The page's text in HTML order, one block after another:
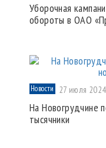
Уборочная
обороты в ОАО
Новости 27 июля 2024
На Новогрудчине
тысячники